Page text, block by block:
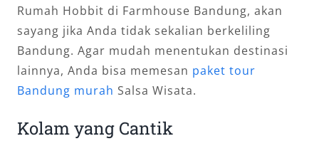
Rumah Hobbit di Farmhouse Bandung, akan
sayang jika Anda tidak sekalian berkeliling
Bandung. Agar mudah menentukan destinasi
lainnya, Anda bisa memesan paket tour
Bandung murah Salsa Wisata.
Kolam yang Cantik